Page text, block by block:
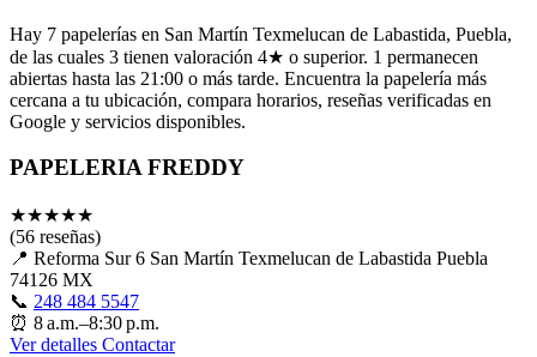
Hay 7 papelerías en San Martín Texmelucan de Labastida, Puebla,
de las cuales 3 tienen valoración 4★ o superior. 1 permanecen
abiertas hasta las 21:00 o más tarde. Encuentra la papelería más
cercana a tu ubicación, compara horarios, reseñas verificadas en
Google y servicios disponibles.
PAPELERIA FREDDY
★★★★★
(56 reseñas)
📍 Reforma Sur 6 San Martín Texmelucan de Labastida Puebla
74126 MX
📞 248 484 5547
⏰ 8 a.m.–8:30 p.m.
Ver detalles Contactar